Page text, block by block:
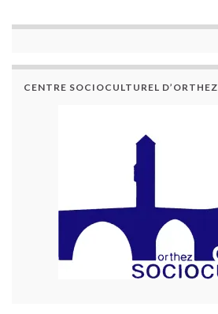
CENTRE SOCIOCULTUREL D’ORTHEZ